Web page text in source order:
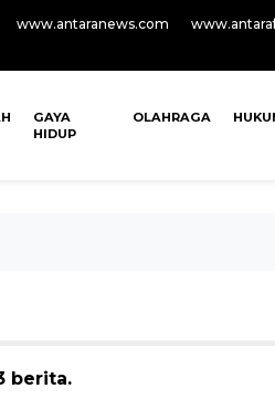
www.antaranews.com
GAYA
HIDUP
OLAHRAGA
berita.